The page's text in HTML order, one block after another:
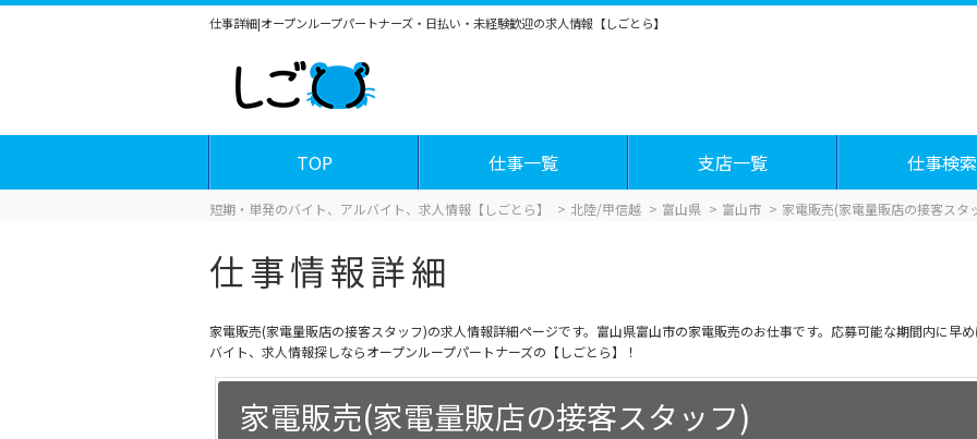
仕事詳細|オープンループパートナーズ・日払い・未経験歓迎の求人情報【しごとら】
TOP 仕事一覧 支店一覧 仕事検索
短期・単発のバイト、アルバイト、求人情報【しごとら】 北陸/甲信越 富山県 富山市 家電販売(家電量販店の接客スタ
仕事情報詳細
家電販売(家電量販店の接客スタッフ)の求人情報詳細ページです。富山県富山市の家電販売のお仕事です。応募可能な期間内に早
バイト、求人情報探しならオープンループパートナーズの【しごとら】！
家電販売(家電量販店の接客スタッフ)